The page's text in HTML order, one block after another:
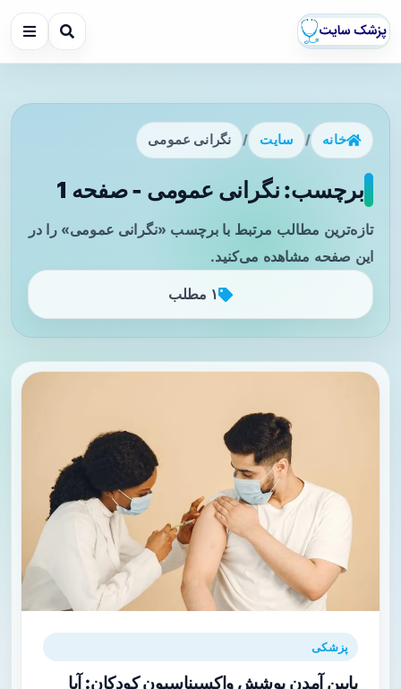
خانه / سایت / نگرانی عمومی
برچسب: نگرانی عمومی - صفحه 1
تازه‌ترین مطالب مرتبط با برچسب «نگرانی عمومی» را در
این صفحه مشاهده می‌کنید.
۱ مطلب
پزشکی
پایین آمدن پوشش واکسیناسیون کودکان: آیا